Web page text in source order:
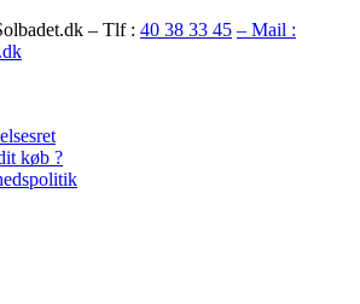
– Tlf : 40 38 33 45 – Mail :
køb ?